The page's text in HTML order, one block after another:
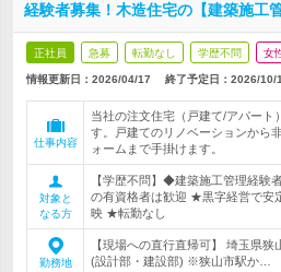
経験者募集！木造住宅の【建築施工
正社員 急募 転勤なし 学歴不問 女
情報更新日：2026/04/17 終了予定日： 2026/10/
仕事内容
当社の注文住宅（戸建て/アパート
す。戸建てのリノベーションから
ォームまで手掛けます。
対象と
なる方
【学歴不問】◆建築施工管理経験
の有資格者は歓迎 ★黒字経営で安
映 ★転勤なし
勤務地
【現場への直行直帰可】 埼玉県
(設計部・建設部) ※狭山市駅か…